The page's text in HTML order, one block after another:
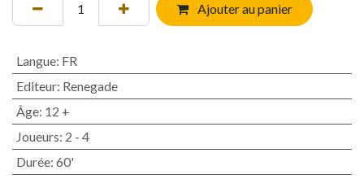
Ajouter au panier
Langue: FR
Editeur: Renegade
Âge: 12 +
Joueurs: 2 - 4
Durée: 60'